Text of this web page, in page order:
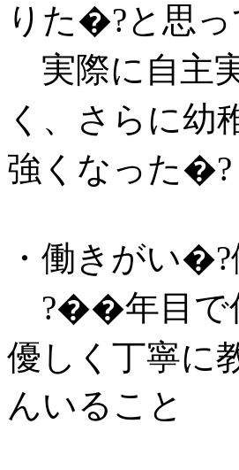
りた�?と思
実際に自主
く、さらに
強くなった�?
・働きがい
?��年目で
優しく丁寧に
んいること